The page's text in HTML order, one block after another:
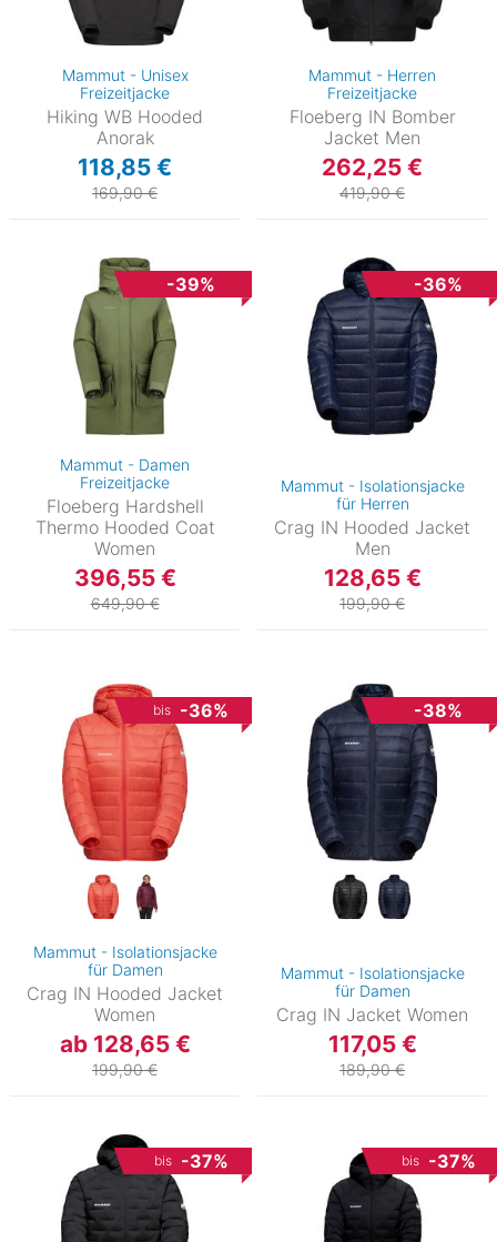
Mammut - Unisex
Freizeitjacke
Hiking WB Hooded
Anorak
118,85 €
169,90 €
Mammut - Herren
Freizeitjacke
Floeberg IN Bomber
Jacket Men
262,25 €
419,90 €
-39%
Mammut - Damen
Freizeitjacke
Floeberg Hardshell
Thermo Hooded Coat
Women
396,55 €
649,90 €
-36%
Mammut - Isolationsjacke
für Herren
Crag IN Hooded Jacket
Men
128,65 €
199,90 €
bis -36%
Mammut - Isolationsjacke
für Damen
Crag IN Hooded Jacket
Women
ab 128,65 €
199,90 €
-38%
Mammut - Isolationsjacke
für Damen
Crag IN Jacket Women
117,05 €
189,90 €
bis -37% bis -37%